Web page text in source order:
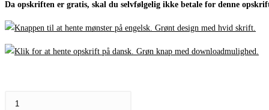
Da opskriften er gratis, skal du selvfølgelig ikke betale for denne